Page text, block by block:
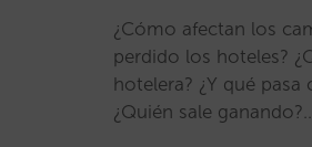
¿Cómo afectan los
perdido los hoteles?
hotelera? ¿Y qué
¿Quién sale